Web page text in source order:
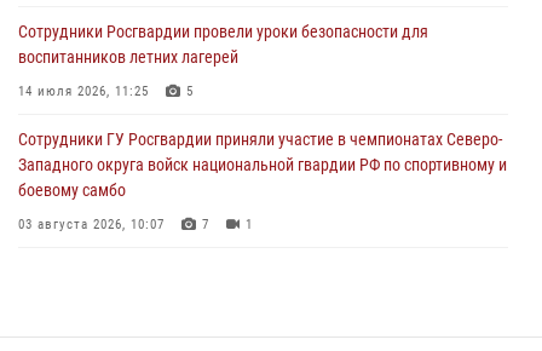
Петербургские росгвардейцы обнаружили объявленный в розыск
автомобиль, ранее использовавшийся при совершении кражи в
Ленобласти
Сотрудники Росгвардии провели уроки безопасности для
воспитанников летних лагерей
14 июля 2026, 11:25 5
Сотрудники ГУ Росгвардии приняли участие в чемпионатах Северо-
Западного округа войск национальной гвардии РФ по спортивному и
боевому самбо
03 августа 2026, 10:07 7 1